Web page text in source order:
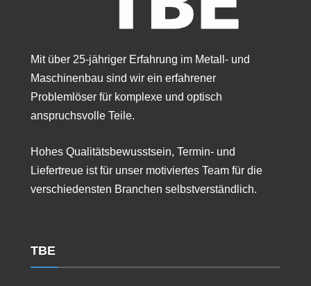
Mit über 25-jähriger Erfahrung im Metall- und
Maschinenbau sind wir ein erfahrener
Problemlöser für komplexe und optisch
anspruchsvolle Teile.
Hohes Qualitätsbewusstsein, Termin- und
Liefertreue ist für unser motiviertes Team für die
verschiedensten Branchen selbstverständlich.
TBE